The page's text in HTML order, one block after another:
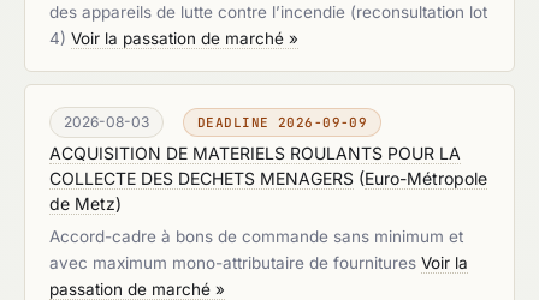
des appareils de lutte contre l’incendie (reconsultation lot
4) Voir la passation de marché »
2026-08-03 DEADLINE 2026-09-09
ACQUISITION DE MATERIELS ROULANTS POUR LA
COLLECTE DES DECHETS MENAGERS (Euro-Métropole
de Metz)
Accord-cadre à bons de commande sans minimum et
avec maximum mono-attributaire de fournitures Voir la
passation de marché »